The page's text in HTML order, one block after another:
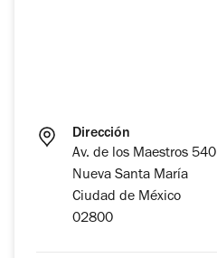
Dirección
Av. de los Maestros 540
Nueva Santa María
Ciudad de México
02800